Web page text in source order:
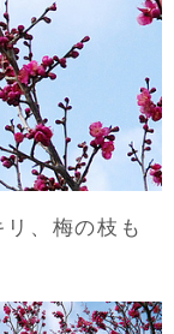
、梅の枝も